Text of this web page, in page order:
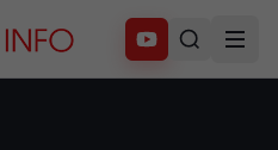
Абонирай се